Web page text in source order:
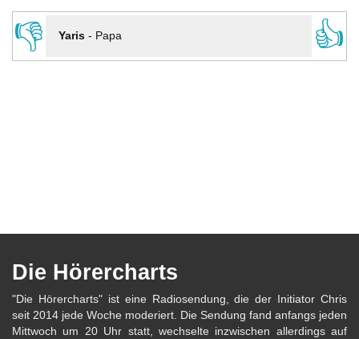
👎
Yaris- Papa 👍
Die Hörercharts
"Die Hörercharts" ist eine Radiosendung, die der Initiator Chris
seit 2014 jede Woche moderiert. Die Sendung fand anfangs jeden
Mittwoch um 20 Uhr statt, wechselte inzwischen allerdings auf